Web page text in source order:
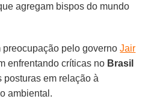
agregam bispos do mundo
preocupação pelo governoJair
enfrentando críticas no Brasil
posturas em relação à
ambiental.